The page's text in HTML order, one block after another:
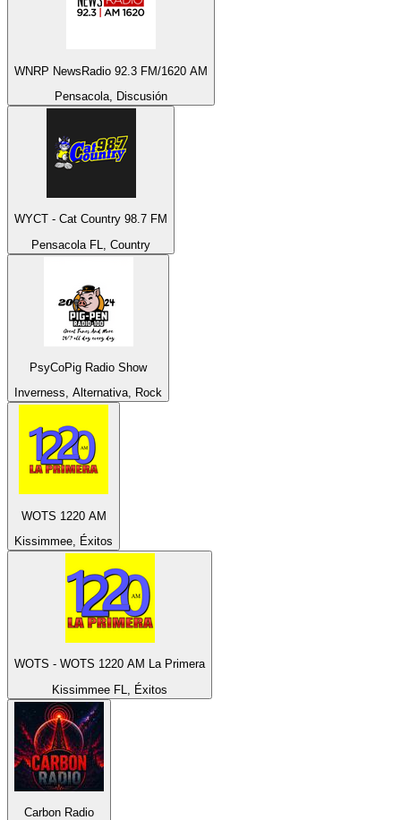
WNRP NewsRadio 92.3 FM/1620 AM
Pensacola, Discusión
WYCT - Cat Country 98.7 FM
Pensacola FL, Country
PsyCoPig Radio Show
Inverness, Alternativa, Rock
WOTS 1220 AM
Kissimmee, Éxitos
WOTS - WOTS 1220 AM La Primera
Kissimmee FL, Éxitos
Carbon Radio